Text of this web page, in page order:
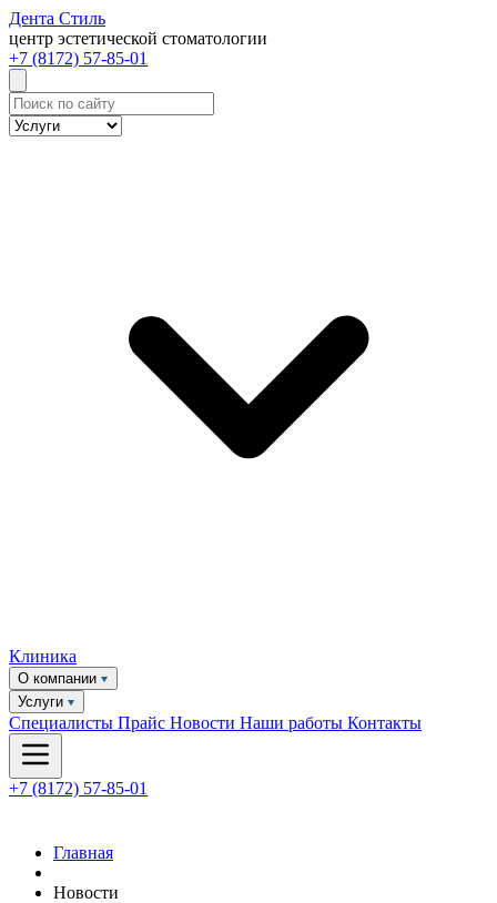
Дента Стиль
центр эстетической стоматологии
+7 (8172) 57-85-01
Клиника
О компании
Услуги
Специалисты Прайс Новости Наши работы Контакты
+7 (8172) 57-85-01
Главная
Новости